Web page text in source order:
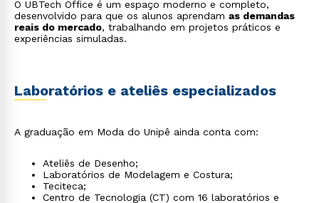
O UBTech Office é um espaço moderno e completo,
desenvolvido para que os alunos aprendam as demandas
reais do mercado, trabalhando em projetos práticos e
experiências simuladas.
Laboratórios e ateliês especializados
A graduação em Moda do Unipê ainda conta com:
Ateliês de Desenho;
Laboratórios de Modelagem e Costura;
Teciteca;
Centro de Tecnologia (CT) com 16 laboratórios e